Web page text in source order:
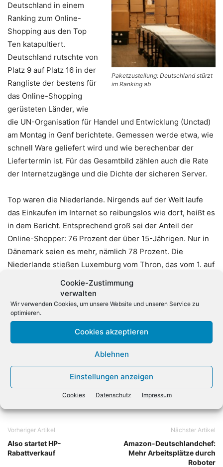
Cookie-Zustimmung
verwalten
Wir verwenden Cookies, um unsere Website und unseren Service zu
optimieren.
Cookies akzeptieren
Ablehnen
Einstellungen anzeigen
Cookies Datenschutz Impressum
Paketzustellung: Deutschland stürzt
im Ranking ab
Deutschland in einem
Ranking zum Online-
Shopping aus den Top
Ten katapultiert.
Deutschland rutschte von
Platz 9 auf Platz 16 in der
Rangliste der bestens für
das Online-Shopping
gerüsteten Länder, wie
die UN-Organisation für Handel und Entwicklung (Unctad)
am Montag in Genf berichtete. Gemessen werde etwa, wie
schnell Ware geliefert wird und wie berechenbar der
Liefertermin ist. Für das Gesamtbild zählen auch die Rate
der Internetzugänge und die Dichte der sicheren Server.
Top waren die Niederlande. Nirgends auf der Welt laufe
das Einkaufen im Internet so reibungslos wie dort, heißt es
in dem Bericht. Entsprechend groß sei der Anteil der
Online-Shopper: 76 Prozent der über 15-Jährigen. Nur in
Dänemark seien es mehr, nämlich 78 Prozent. Die
Niederlande stießen Luxemburg vom Thron, das vom 1. auf
den 19. Platz absackte – ebenfalls wegen Problemen bei
der Zustellung. Hinter den Niederlanden liegen Singapur,
die Schweiz, Großbritannien, Norwegen, Island, Irland,
Schweden, Neuseeland und Dänemark. Die USA kommen
auf Platz 13, Frankreich Platz 23 und China auf Platz 63.
(dpa)
Vorheriger Artikel
Also startet HP-
Rabattverkauf
Nächster Artikel
Amazon-Deutschlandchef:
Mehr Arbeitsplätze durch
Roboter